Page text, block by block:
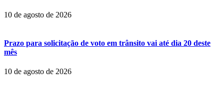
10 de agosto de 2026
Prazo para solicitação de voto em trânsito vai até dia 20 deste
mês
10 de agosto de 2026